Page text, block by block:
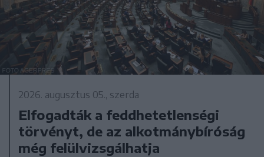
2026. augusztus 05., szerda
Elfogadták a feddhetetlenségi
törvényt, de az alkotmánybíróság
még felülvizsgálhatja